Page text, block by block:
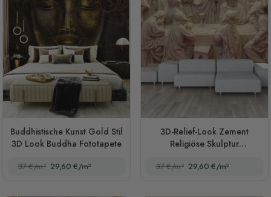
Buddhistische Kunst Gold Stil
3D Look Buddha Fototapete
37 €/m² 29,60 €/m²
3D-Relief-Look Zement
Religiöse Skulptur
37 €/m² 29,60 €/m²